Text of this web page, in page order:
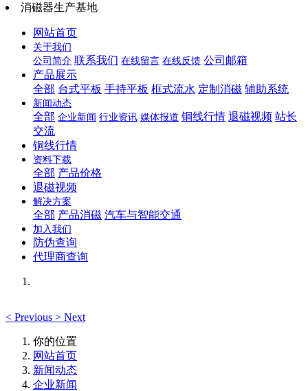
消磁器生产基地
网站首页
关于我们
公司简介 联系我们 在线留言 在线反馈 公司邮箱
产品展示
全部 台式平板 手持平板 框式流水 定制消磁 辅助系统
新闻动态
全部 企业新闻 行业资讯 媒体报道 铜线行情 退磁视频 站长
交流
铜线行情
资料下载
全部 产品价格
退磁视频
解决方案
全部 产品消磁 汽车与智能交通
加入我们
防伪查询
代理商查询
< Previous > Next
你的位置
网站首页
新闻动态
企业新闻